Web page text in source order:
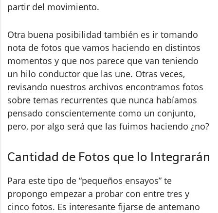
partir del movimiento.
Otra buena posibilidad también es ir tomando
nota de fotos que vamos haciendo en distintos
momentos y que nos parece que van teniendo
un hilo conductor que las une. Otras veces,
revisando nuestros archivos encontramos fotos
sobre temas recurrentes que nunca habíamos
pensado conscientemente como un conjunto,
pero, por algo será que las fuimos haciendo ¿no?
Cantidad de Fotos que lo Integrarán
Para este tipo de “pequeños ensayos” te
propongo empezar a probar con entre tres y
cinco fotos. Es interesante fijarse de antemano